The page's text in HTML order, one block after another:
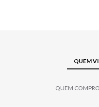
QUEM
QUEM